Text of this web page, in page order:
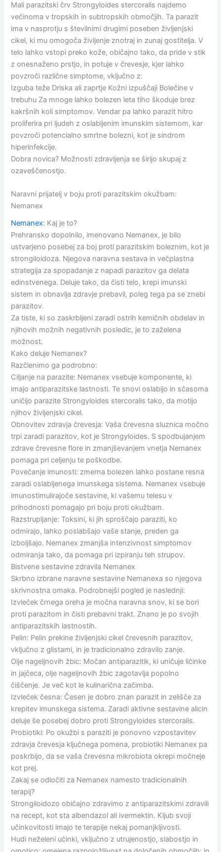
Mali parazitski črv Strongyloides stercoralis najdemo
večinoma v tropskih in subtropskih območjih. Ta parazit
ima v nasprotju s številnimi drugimi poseben življenjski
cikel, ki mu omogoča življenje znotraj in zunaj gostitelja. V
telo lahko vstopi preko kože, običajno tako, da pride v stik
z onesnaženo prstjo, in potuje v črevesje, kjer lahko
povzroči različne simptome, vključno z:
Izguba teže Driska ali zaprtje Kožni izpuščaji Bolečine v
trebuhu Za mnoge lahko bolezen leta tiho škoduje brez
kakršnih koli simptomov. Vendar pa lahko parazit hitro
proliferira pri ljudeh z oslabljenim imunskim sistemom, kar
povzroči potencialno smrtne bolezni, kot je sindrom
hiperinfekcije.
Dobra novica? Možnosti zdravljenja se širijo skupaj z
ozaveščenostjo.
Naravni prijatelj v boju proti parazitskim okužbam:
Nemanex
Nemanex: Kaj je to?
Prehransko dopolnilo, imenovano Nemanex, je bilo
ustvarjeno posebej za boj proti parazitskim boleznim, kot je
strongiloidoza. Njegova naravna sestava in večplastna
strategija za spopadanje z napadi parazitov ga delata
edinstvenega. Deluje tako, da čisti telo, krepi imunski
sistem in obnavlja zdravje prebavil, poleg tega pa se znebi
parazitov.
Za tiste, ki so zaskrbljeni zaradi ostrih kemičnih obdelav in
njihovih možnih negativnih posledic, je to zaželena
možnost.
Kako deluje Nemanex?
Razčlenimo ga podrobno:
Ciljanje na parazite: Nemanex vsebuje komponente, ki
imajo antiparazitske lastnosti. Te snovi oslabijo in sčasoma
uničijo parazite Strongyloides stercoralis tako, da motijo
njihov življenjski cikel.
Obnovitev zdravja črevesja: Vaša črevesna sluznica močno
trpi zaradi parazitov, kot je Strongyloides. S spodbujanjem
zdrave črevesne flore in zmanjševanjem vnetja Nemanex
pomaga pri celjenju te poškodbe.
Povečanje imunosti: zmerna bolezen lahko postane resna
zaradi oslabljenega imunskega sistema. Nemanex vsebuje
imunostimulirajoče sestavine, ki vašemu telesu v
prihodnosti pomagajo pri boju proti okužbam.
Razstrupljanje: Toksini, ki jih sproščajo paraziti, ko
odmirajo, lahko poslabšajo vaše stanje, preden ga
izboljšajo. Nemanex zmanjša intenzivnost simptomov
odmiranja tako, da pomaga pri izpiranju teh strupov.
Bistvene sestavine zdravila Nemanex
Skrbno izbrane naravne sestavine Nemanexa so njegova
skrivnostna omaka. Podrobnejši pogled je naslednji:
Izvleček črnega oreha je močna naravna snov, ki se bori
proti parazitom in čisti prebavni trakt. Znano je po svojih
antiparazitskih lastnostih.
Pelin: Pelin prekine življenjski cikel črevesnih parazitov,
vključno z glistami, in je tradicionalno zdravilo zanje.
Olje nageljnovih žbic: Močan antiparazitik, ki uničuje ličinke
in jajčeca, olje nageljnovih žbic zagotavlja popolno
čiščenje. Je več kot le kulinarična začimba.
Izvleček česna: Česen je dobro znan parazit in zelišče za
krepitev imunskega sistema. Zaradi aktivne sestavine alicin
deluje še posebej dobro proti Strongyloides stercoralis.
Probiotiki: Po okužbi s paraziti je ponovno vzpostavitev
zdravja črevesja ključnega pomena, probiotiki Nemanex pa
poskrbijo, da se vaša črevesna mikrobiota okrepi močneje
kot prej.
Zakaj se odločiti za Nemanex namesto tradicionalnih
terapij?
Strongiloidozo običajno zdravimo z antiparazitskimi zdravili
na recept, kot sta albendazol ali ivermektin. Kljub svoji
učinkovitosti imajo te terapije nekaj pomanjkljivosti.
Hudi neželeni učinki, vključno z utrujenostjo, slabostjo in